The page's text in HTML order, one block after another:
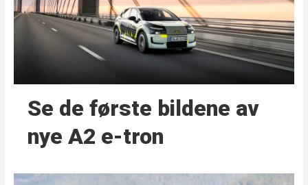
Se de første bildene av
nye A2 e-tron